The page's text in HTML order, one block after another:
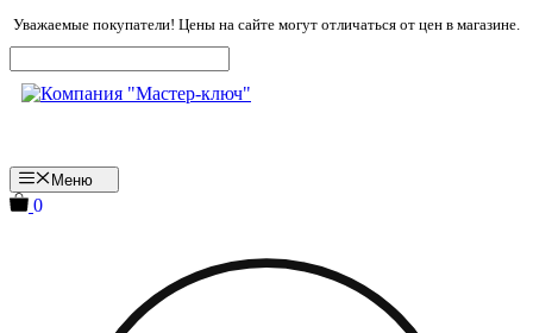
Перейти
к
содержимому
Уважаемые покупатели! Цены на сайте могут отличаться от цен в магазине.
Меню
0